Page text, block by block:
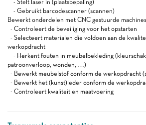
- Stelt laser in (plaatsbepaling)
- Gebruikt barcodescanner (scannen)
Bewerkt onderdelen met CNC gestuurde machines
- Controleert de beveiliging voor het opstarten
- Selecteert materialen die voldoen aan de
werkopdracht
- Herkent fouten in meubelbekleding
patroonverloop, wonden, …)
- Bewerkt meubelstof conform de werkopdracht
- Bewerkt het (kunst)leder conform de
- Controleert kwaliteit en maatvoering